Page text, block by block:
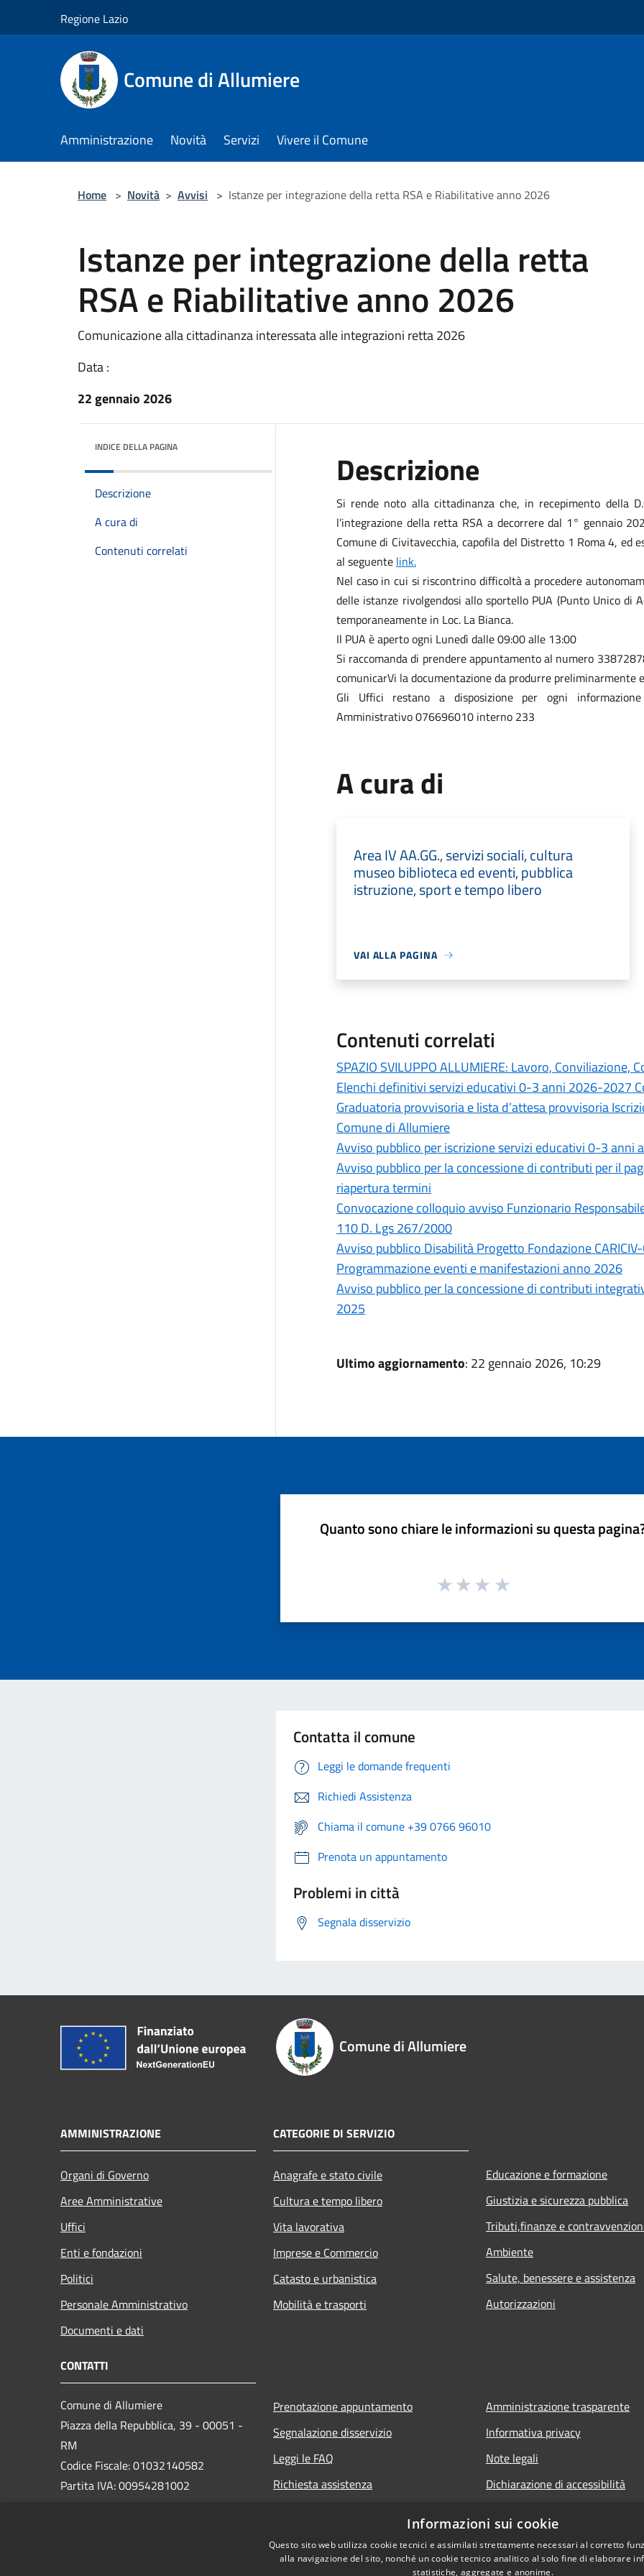
Regione Lazio
Comune di Allumiere
Amministrazione Novità Servizi Vivere il Comune
Home > Novità > Avvisi > Istanze per integrazione della retta RSA e Riabilitative anno 2026
Istanze per integrazione della retta
RSA e Riabilitative anno 2026
Comunicazione alla cittadinanza interessata alle integrazioni retta 2026
Data :
22 gennaio 2026
INDICE DELLA PAGINA
Descrizione
A cura di
Contenuti correlati
Descrizione
Si rende noto alla cittadinanza che, in recepimento della
l’integrazione della retta RSA a decorrere dal 1° gennaio
Comune di Civitavecchia, capofila del Distretto 1 Roma 4, ed
al seguente link.
Nel caso in cui si riscontrino difficoltà a procedere
delle istanze rivolgendosi allo sportello PUA (Punto Unico di
temporaneamente in Loc. La Bianca.
Il PUA è aperto ogni Lunedì dalle 09:00 alle 13:00
Si raccomanda di prendere appuntamento al numero
comunicarVi la documentazione da produrre preliminarmente
Gli Uffici restano a disposizione per ogni
Amministrativo 076696010 interno 233
A cura di
Area IV AA.GG., servizi sociali, cultura
museo biblioteca ed eventi, pubblica
istruzione, sport e tempo libero
VAI ALLA PAGINA
Contenuti correlati
SPAZIO SVILUPPO ALLUMIERE: Lavoro, Conviliazione,
Elenchi definitivi servizi educativi 0-3 anni 2026-2027
Graduatoria provvisoria e lista d’attesa provvisoria
Comune di Allumiere
Avviso pubblico per iscrizione servizi educativi 0-3 anni
Avviso pubblico per la concessione di contributi per il
riapertura termini
Convocazione colloquio avviso Funzionario
110 D. Lgs 267/2000
Avviso pubblico Disabilità Progetto Fondazione
Programmazione eventi e manifestazioni anno 2026
Avviso pubblico per la concessione di contributi
2025
Ultimo aggiornamento: 22 gennaio 2026, 10:29
Quanto sono chiare le informazioni su questa
Contatta il comune
Leggi le domande frequenti
Richiedi Assistenza
Chiama il comune +39 0766 96010
Prenota un appuntamento
Problemi in città
Segnala disservizio
Comune di Allumiere
AMMINISTRAZIONE
Organi di Governo
Aree Amministrative
Uffici
Enti e fondazioni
Politici
Personale Amministrativo
Documenti e dati
CATEGORIE DI SERVIZIO
Anagrafe e stato civile
Cultura e tempo libero
Vita lavorativa
Imprese e Commercio
Catasto e urbanistica
Mobilità e trasporti
Educazione e formazione
Giustizia e sicurezza pubblica
Tributi,finanze e
Ambiente
Salute, benessere e assistenza
Autorizzazioni
CONTATTI
Comune di Allumiere
Piazza della Repubblica, 39 - 00051 -
RM
Codice Fiscale: 01032140582
Partita IVA: 00954281002
Prenotazione appuntamento
Segnalazione disservizio
Leggi le FAQ
Richiesta assistenza
Amministrazione trasparente
Informativa privacy
Note legali
Dichiarazione di accessibilità
Informazioni sui cookie
Questo sito web utilizza cookie tecnici e assimilati strettamente necessari al corretto
alla navigazione del sito, nonché un cookie tecnico analitico al solo fine di elaborare
statistiche, aggregate e anonime.